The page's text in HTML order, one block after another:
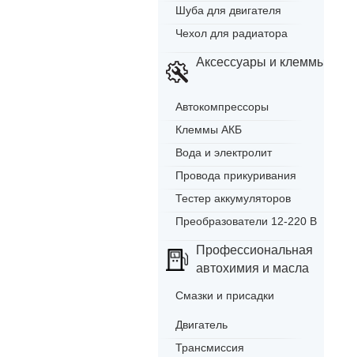
Шуба для двигателя
Чехол для радиатора
Аксессуары и клеммы
Автокомпрессоры
Клеммы АКБ
Вода и электролит
Провода прикуривания
Тестер аккумуляторов
Преобразователи 12-220 В
Профессиональная
автохимия и масла
Смазки и присадки
Двигатель
Трансмиссия